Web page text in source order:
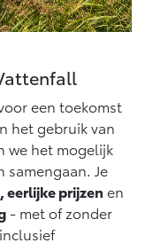
een toekomst
het gebruik van
we het mogelijk
samengaan. Je
eerlijke prijzen en
- met of zonder
inclusief